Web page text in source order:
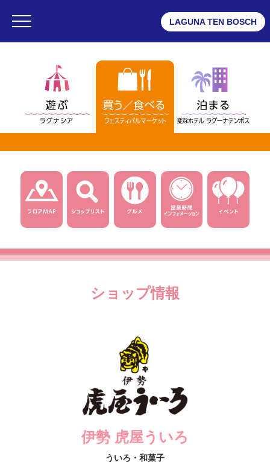
・フェスティバルマーケット
・変なホテル ラグーナテンボス
フェスティバルマーケット
・インフォメーション
・営業時間
・団体予約
LAGUNA TEN BOSCH
ショップ情報
伊勢 虎屋ういろ
ういろ・和菓子